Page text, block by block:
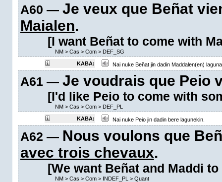
A60 — Je veux que Beñat
Maialen.
[I want Beñat to come with
NM> Cas > Com> DEF_SG
KABA:
Nai nuke Beñat jin dadin Maddalen(en)
A61 — Je voudrais que Peio
[I'd like Peio to come with
NM> Cas > Com> DEF_PL
KABA:
Nai nuke Peio jin dadin bere lagunekin.
A62 — Nous voulons que
avec trois chevaux.
[We want Beñat and Maddi
NM> Cas > Com> INDEF_PL > Quant